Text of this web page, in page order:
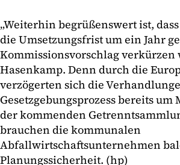
„Weiterhin begrüßenswert ist,
die Umsetzungsfrist um ein Jahr
Kommissionsvorschlag verkürzen
Hasenkamp. Denn durch die
verzögerten sich die
Gesetzgebungsprozess bereits
der kommenden
brauchen die kommunalen
Abfallwirtschaftsunternehmen
Planungssicherheit. (hp)